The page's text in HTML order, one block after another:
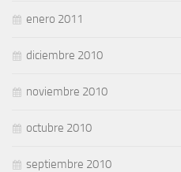
enero 2011
diciembre 2010
noviembre 2010
octubre 2010
septiembre 2010